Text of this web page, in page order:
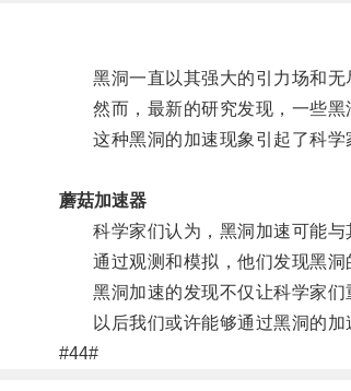
黑洞一直以其强大的引力场和无
然而，最新的研究发现，一些黑
这种黑洞的加速现象引起了科学
蘑菇加速器
科学家们认为，黑洞加速可能与
通过观测和模拟，他们发现黑洞
黑洞加速的发现不仅让科学家们
以后我们或许能够通过黑洞的加
#44#